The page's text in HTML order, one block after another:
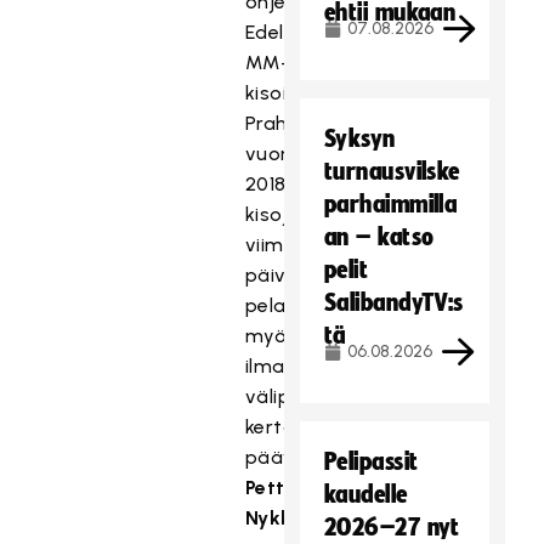
Edellisissä
MM-
kisoissa
Prahassa
vuonna
2018
kisojen
viimeiset
päivät
pelattiin
myös
ilman
välipäiviä,
kertoo
päävalmentaja
Petteri
Nykky.
ehtii mukaan
07.08.2026
Syksyn
turnausvilske
parhaimmilla
an – katso
pelit
SalibandyTV:s
tä
06.08.2026
Pelipassit
kaudelle
2026–27 nyt